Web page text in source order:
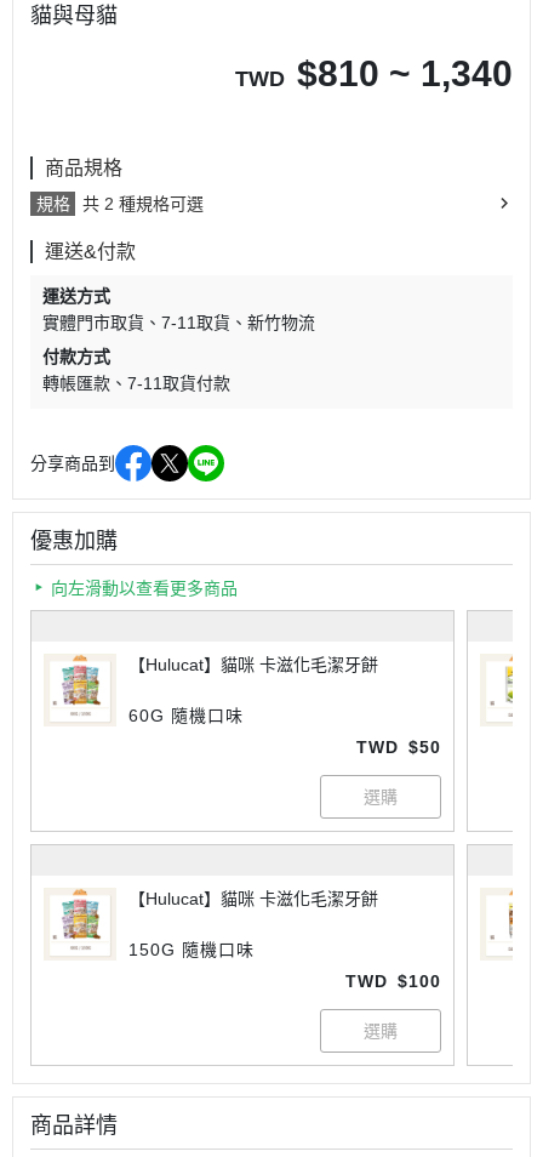
貓與母貓
TWD $810 ~ 1,340
商品規格
規格 共 2 種規格可選
運送&付款
運送方式
實體門市取貨
7-11取貨
新竹物流
付款方式
轉帳匯款
7-11取貨付款
分享商品到
優惠加購
向左滑動以查看更多商品
【Hulucat】貓咪 卡滋化毛潔牙餅
60G 隨機口味
TWD $50
【Hulucat】貓咪 卡滋化毛潔牙餅
150G 隨機口味
TWD $100
商品詳情